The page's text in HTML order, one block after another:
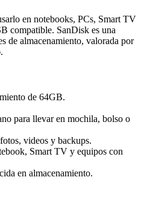
en notebooks, PCs, Smart TV
compatible. SanDisk es una
de almacenamiento, valorada por
de 64GB.
para llevar en mochila, bolso o
videos y backups.
Smart TV y equipos con
en almacenamiento.